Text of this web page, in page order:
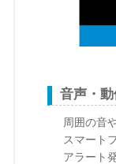
音声・
周囲の音
スマート
アラート